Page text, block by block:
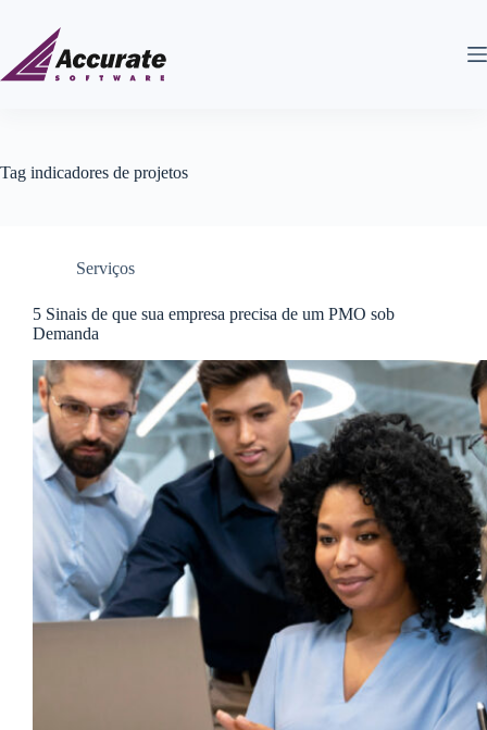
Tag indicadores de projetos
Serviços
5 Sinais de que sua empresa precisa de um PMO sob
Demanda